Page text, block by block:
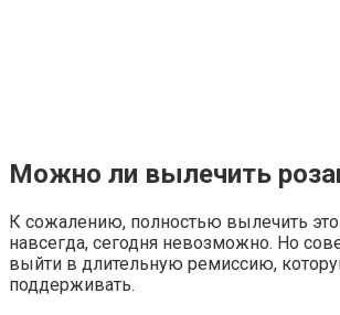
Можно ли вылечить
К сожалению, полностью вылечить
навсегда, сегодня невозможно. Но
выйти в длительную ремиссию,
поддерживать.